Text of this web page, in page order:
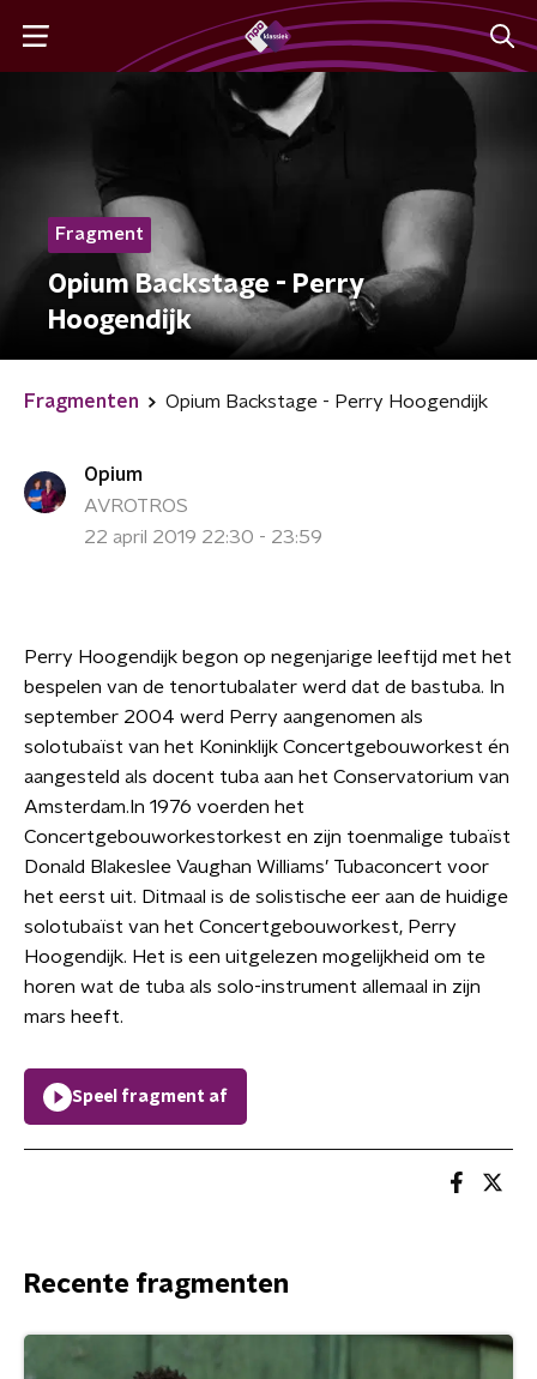
Fragment
Opium Backstage - Perry
Hoogendijk
Fragmenten Opium Backstage - Perry Hoogendijk
Opium
AVROTROS
22 april 2019 22:30 - 23:59
Perry Hoogendijk begon op negenjarige leeftijd met het
bespelen van de tenortubalater werd dat de bastuba. In
september 2004 werd Perry aangenomen als
solotubaïst van het Koninklijk Concertgebouworkest én
aangesteld als docent tuba aan het Conservatorium van
Amsterdam.In 1976 voerden het
Concertgebouworkestorkest en zijn toenmalige tubaïst
Donald Blakeslee Vaughan Williams’ Tubaconcert voor
het eerst uit. Ditmaal is de solistische eer aan de huidige
solotubaïst van het Concertgebouworkest, Perry
Hoogendijk. Het is een uitgelezen mogelijkheid om te
horen wat de tuba als solo-instrument allemaal in zijn
mars heeft.
Speel fragment af
Recente fragmenten